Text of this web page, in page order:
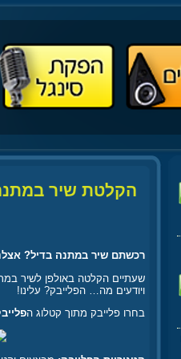
הקלטת שיר במתנה /
רכשתם שיר במתנה בדיל?
שעתיים הקלטה באולפן לשיר במתנה /
ויודעים מה… הפלייבק? עלינו!
בחרו פלייבק מתוך קטלוג ה